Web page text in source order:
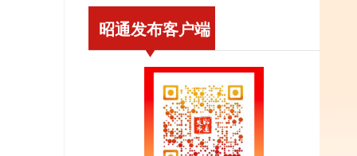
昭通发布客户端